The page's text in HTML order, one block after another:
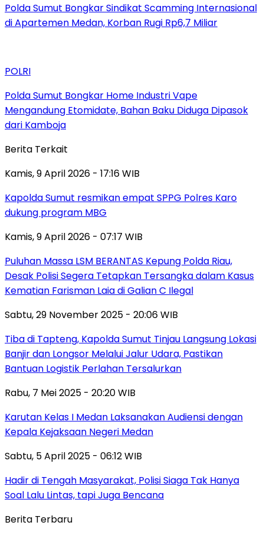
Polda Sumut Bongkar Sindikat Scamming Internasional
di Apartemen Medan, Korban Rugi Rp6,7 Miliar
POLRI
Polda Sumut Bongkar Home Industri Vape
Mengandung Etomidate, Bahan Baku Diduga Dipasok
dari Kamboja
Berita Terkait
Kamis, 9 April 2026 - 17:16 WIB
Kapolda Sumut resmikan empat SPPG Polres Karo
dukung program MBG
Kamis, 9 April 2026 - 07:17 WIB
Puluhan Massa LSM BERANTAS Kepung Polda Riau,
Desak Polisi Segera Tetapkan Tersangka dalam Kasus
Kematian Farisman Laia di Galian C Ilegal
Sabtu, 29 November 2025 - 20:06 WIB
Tiba di Tapteng, Kapolda Sumut Tinjau Langsung Lokasi
Banjir dan Longsor Melalui Jalur Udara, Pastikan
Bantuan Logistik Perlahan Tersalurkan
Rabu, 7 Mei 2025 - 20:20 WIB
Karutan Kelas I Medan Laksanakan Audiensi dengan
Kepala Kejaksaan Negeri Medan
Sabtu, 5 April 2025 - 06:12 WIB
Hadir di Tengah Masyarakat, Polisi Siaga Tak Hanya
Soal Lalu Lintas, tapi Juga Bencana
Berita Terbaru